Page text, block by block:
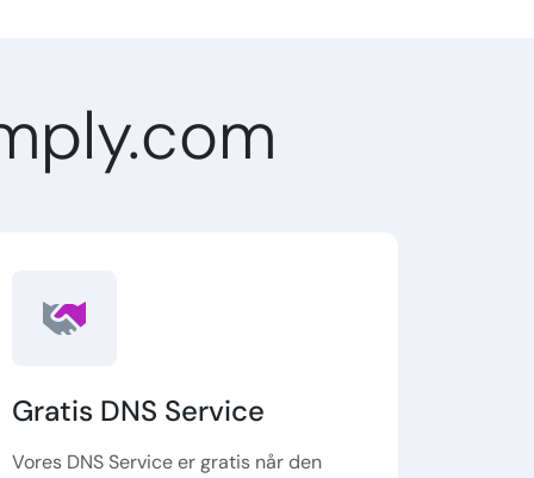
Gratis DNS Service
Vores DNS Service er gratis når den